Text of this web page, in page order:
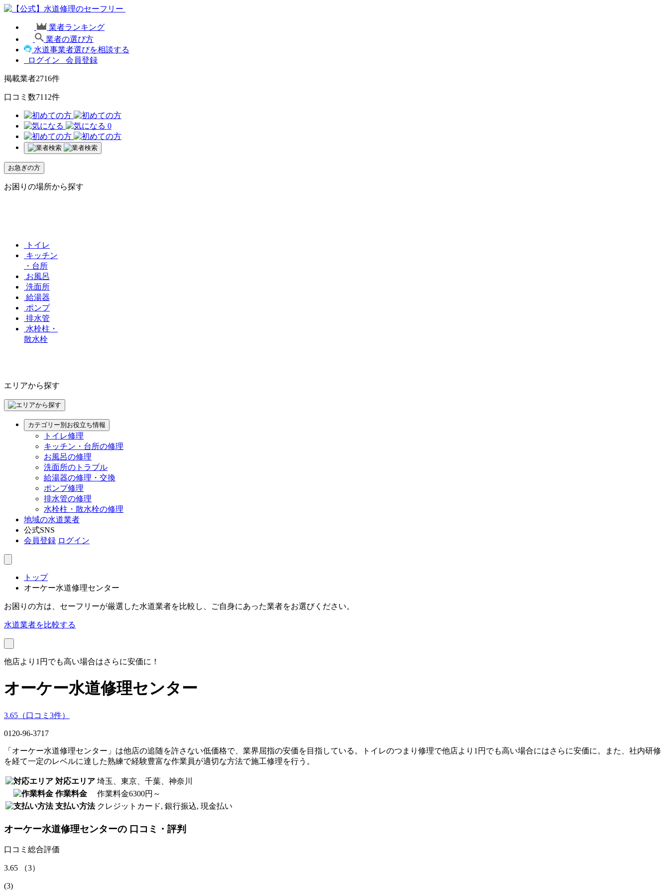
業者ランキング
業者の選び方
水道事業者選びを相談する
ログイン
会員登録
掲載業者2716件
口コミ数7112件
0
お急ぎの方
お困りの場所から探す
トイレ
キッチン
・台所
お風呂
洗面所
給湯器
ポンプ
排水管
水栓柱・
散水栓
エリアから探す
カテゴリー別お役立ち情報
トイレ修理
キッチン・台所の修理
お風呂の修理
洗面所のトラブル
給湯器の修理・交換
ポンプ修理
排水管の修理
水栓柱・散水栓の修理
地域の水道業者
公式SNS
会員登録 ログイン
トップ
オーケー水道修理センター
お困りの方は、セーフリーが厳選した水道業者を比較し、ご自身にあった業者をお選びください。
水道業者を比較する
他店より1円でも高い場合はさらに安価に！
オーケー水道修理センター
3.65 （口コミ 3件）
0120-96-3717
「オーケー水道修理センター」は他店の追随を許さない低価格で、業界屈指の安価を目指している。トイレのつまり修理で他店より1円でも高い場合にはさらに安価に。また、社内研修
を経て一定のレベルに達した熟練で経験豊富な作業員が適切な方法で施工修理を行う。
対応エリア 埼玉、東京、千葉、神奈川
作業料金
作業料金6300円～
支払い方法 クレジットカード, 銀行振込, 現金払い
オーケー水道修理センターの 口コミ・評判
口コミ総合評価
3.65 （3）
(3)